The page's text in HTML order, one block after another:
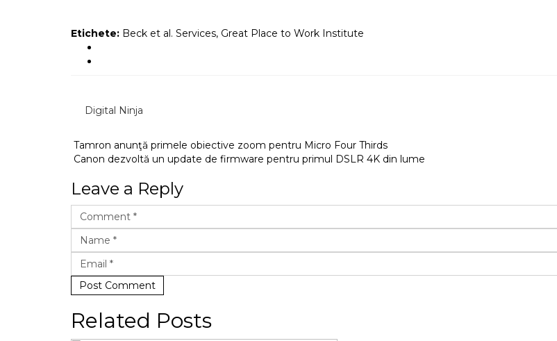
Etichete: Beck et al. Services, Great Place to Work Institute
Digital Ninja
Tamron anunţă primele obiective zoom pentru Micro Four Thirds
Canon dezvoltă un update de firmware pentru primul DSLR 4K din lume
Leave a Reply
Post Comment
Related Posts